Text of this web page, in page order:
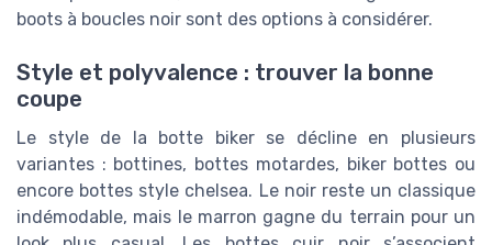
boots à boucles noir sont des options à considérer.
Style et polyvalence : trouver la bonne
coupe
Le style de la botte biker se décline en plusieurs
variantes : bottines, bottes motardes, biker bottes ou
encore bottes style chelsea. Le noir reste un classique
indémodable, mais le marron gagne du terrain pour un